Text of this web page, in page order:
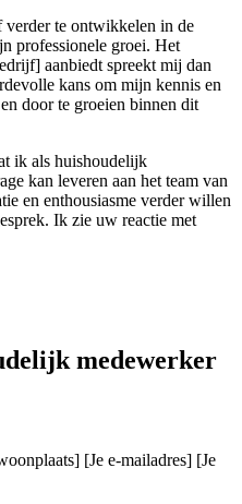
verder te ontwikkelen in de
professionele groei. Het
aanbiedt spreekt mij dan
kans om mijn kennis en
door te groeien binnen dit
ik als huishoudelijk
kan leveren aan het team van
en enthousiasme verder willen
Ik zie uw reactie met
medewerker
[Je e-mailadres] [Je